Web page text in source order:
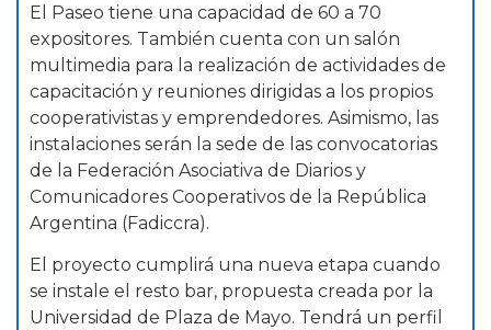
El Paseo tiene una capacidad de 60 a 70
expositores. También cuenta con un salón
multimedia para la realización de actividades de
capacitación y reuniones dirigidas a los propios
cooperativistas y emprendedores. Asimismo, las
instalaciones serán la sede de las convocatorias
de la Federación Asociativa de Diarios y
Comunicadores Cooperativos de la República
Argentina (Fadiccra).
El proyecto cumplirá una nueva etapa cuando
se instale el resto bar, propuesta creada por la
Universidad de Plaza de Mayo. Tendrá un perfil